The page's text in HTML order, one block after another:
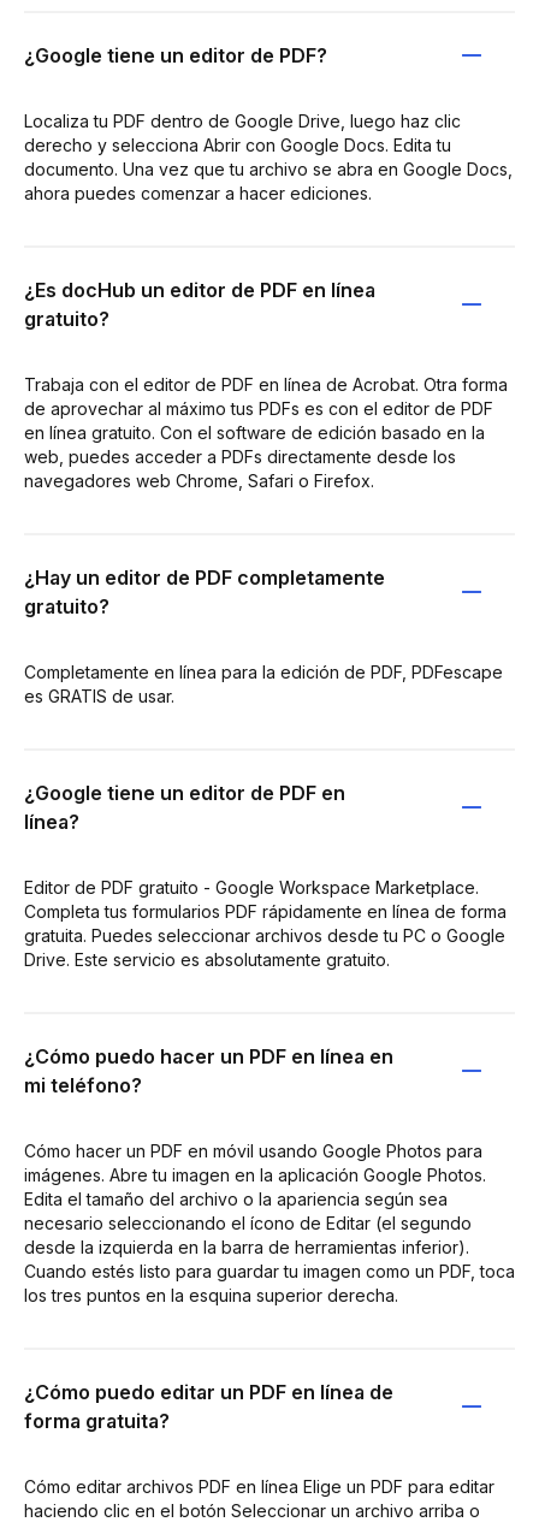
¿Google tiene un editor de PDF?
Localiza tu PDF dentro de Google Drive, luego haz clic
derecho y selecciona Abrir con Google Docs. Edita tu
documento. Una vez que tu archivo se abra en Google Docs,
ahora puedes comenzar a hacer ediciones.
¿Es docHub un editor de PDF en línea
gratuito?
Trabaja con el editor de PDF en línea de Acrobat. Otra forma
de aprovechar al máximo tus PDFs es con el editor de PDF
en línea gratuito. Con el software de edición basado en la
web, puedes acceder a PDFs directamente desde los
navegadores web Chrome, Safari o Firefox.
¿Hay un editor de PDF completamente
gratuito?
Completamente en línea para la edición de PDF, PDFescape
es GRATIS de usar.
¿Google tiene un editor de PDF en
línea?
Editor de PDF gratuito - Google Workspace Marketplace.
Completa tus formularios PDF rápidamente en línea de forma
gratuita. Puedes seleccionar archivos desde tu PC o Google
Drive. Este servicio es absolutamente gratuito.
¿Cómo puedo hacer un PDF en línea en
mi teléfono?
Cómo hacer un PDF en móvil usando Google Photos para
imágenes. Abre tu imagen en la aplicación Google Photos.
Edita el tamaño del archivo o la apariencia según sea
necesario seleccionando el ícono de Editar (el segundo
desde la izquierda en la barra de herramientas inferior).
Cuando estés listo para guardar tu imagen como un PDF, toca
los tres puntos en la esquina superior derecha.
¿Cómo puedo editar un PDF en línea de
forma gratuita?
Cómo editar archivos PDF en línea Elige un PDF para editar
haciendo clic en el botón Seleccionar un archivo arriba o